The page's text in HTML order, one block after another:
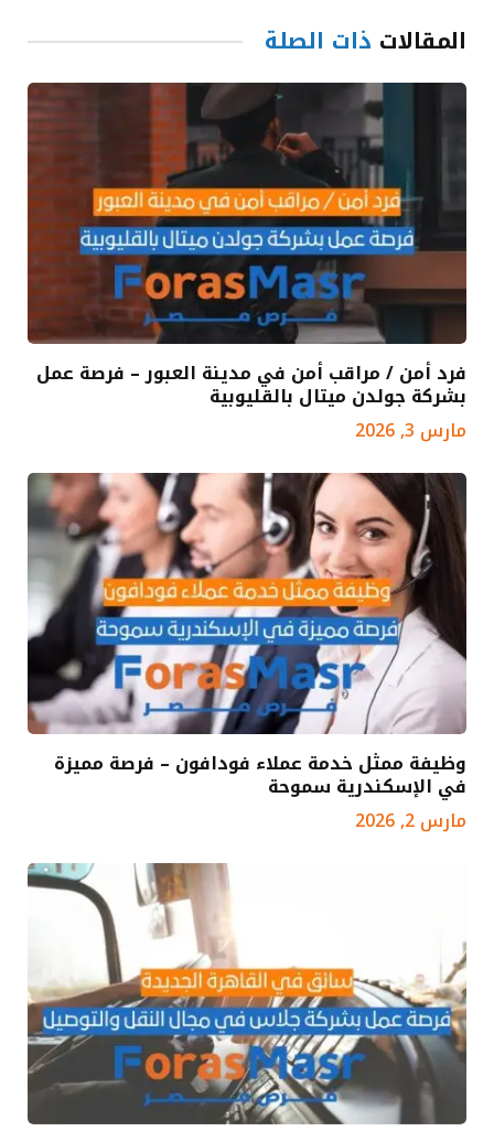
المقالات ذات الصلة
فرد أمن / مراقب أمن في مدينة العبور – فرصة عمل
بشركة جولدن ميتال بالقليوبية
مارس 3, 2026
وظيفة ممثل خدمة عملاء فودافون – فرصة مميزة
في الإسكندرية سموحة
مارس 2, 2026